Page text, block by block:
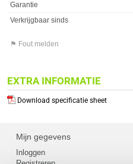
Garantie
Verkrijgbaar sinds
⚑ Fout melden
EXTRA INFORMATIE
Download specificatie sheet
Mijn gegevens
Inloggen